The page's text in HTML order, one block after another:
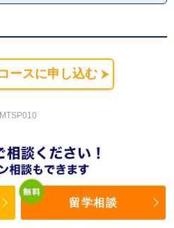
ースに申し込む
MTSP010
留学相談